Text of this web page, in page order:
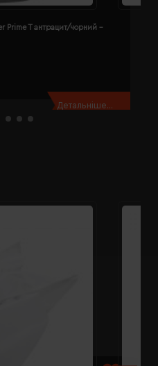
Prime T антрацит/чорний -
Детальніше...